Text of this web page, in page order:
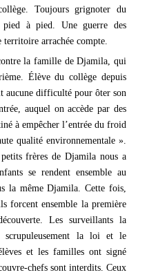
Toujours grignoter du
à pied. Une guerre des
territoire arrachée compte.
la famille de Djamila, qui
Élève du collège depuis
aucune difficulté pour ôter son
auquel on accède par des
à empêcher l’entrée du froid
qualité environnementale ».
frères de Djamila nous a
se rendent ensemble au
la même Djamila. Cette fois,
forcent ensemble la première
Les surveillants la
scrupuleusement la loi et le
et les familles ont signé
chefs sont interdits. Ceux